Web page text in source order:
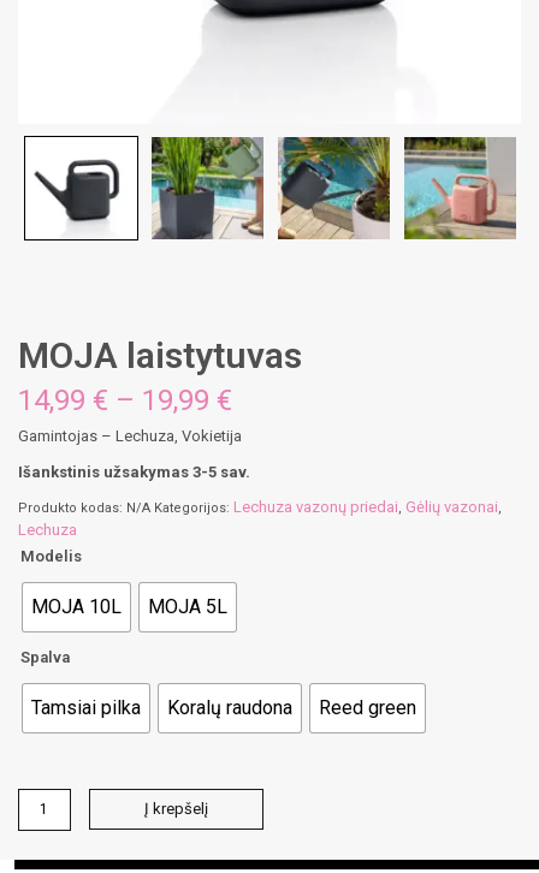
MOJA laistytuvas
14,99 € – 19,99 €
range:
14,99 €
through
Gamintojas – Lechuza, Vokietija
Išankstinis užsakymas 3-5 sav.
Produkto kodas: N/A Kategorijos: Lechuza vazonų priedai, Gėlių vazonai,
Lechuza
Modelis
MOJA 10L MOJA 5L
Spalva
Tamsiai pilka Koralų raudona Reed green
kiekis:
laistytuvas
Į krepšelį